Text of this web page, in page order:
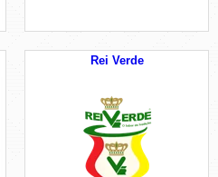
Rei Verde